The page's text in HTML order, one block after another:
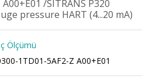
/SITRANS P320
pressure HART (4...20 mA)
Ölçümü
1TD01-5AF2-Z A00+E01